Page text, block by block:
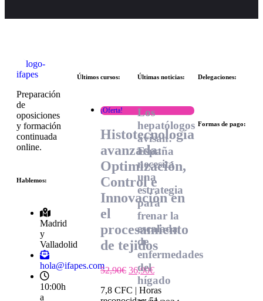
Preparación
de
oposiciones
y formación
continuada
online.
Hablemos:
Madrid
y
Valladolid
hola@ifapes.com
10:00h
a
Últimos cursos:
¡Oferta!
Histotecnología
avanzada:
Optimización,
Control e
Innovación en
el
procesamiento
de tejidos
52,90€ 36,90€
7,8 CFC | Horas
Últimas noticias:
Los
hepatólogos
avisan:
España
necesita
una
estrategia
para
frenar la
escalada
de
enfermedades
del
hígado
Delegaciones:
Formas de pago: